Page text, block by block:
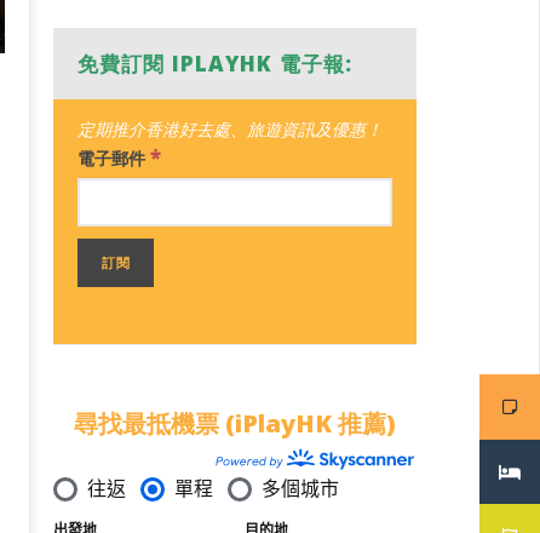
免費訂閱 IPLAYHK 電子報:
定期推介香港好去處、旅遊資訊及優惠！
電子郵件 *
尋找最抵機票 (iPlayHK 推薦)